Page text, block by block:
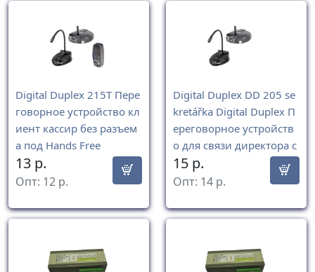
Digital Duplex 215Т Пере
говорное устройство кл
иент кассир без разъем
а под Hands Free
13 р.
Опт: 12 р.
Digital Duplex DD 205 se
kretářka Digital Duplex П
ереговорное устройств
о для связи директора с
секретарем (комплект)
15 р.
Опт: 14 р.